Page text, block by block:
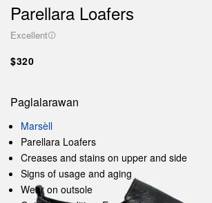
Parellara Loafers
Excellent
$320
Paglalarawan
Marsèll
Parellara Loafers
Creases and stains on upper and side
Signs of usage and aging
Wear on outsole